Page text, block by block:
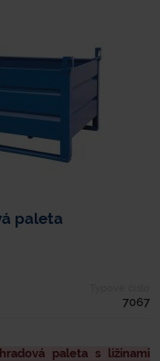
paleta
7067
paleta s ližinami